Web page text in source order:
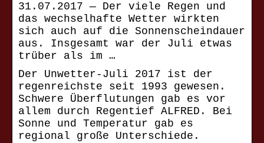
31.07.2017 — Der viele Regen und
das wechselhafte Wetter wirkten
sich auch auf die Sonnenscheindauer
aus. Insgesamt war der Juli etwas
trüber als im …
Der Unwetter-Juli 2017 ist der
regenreichste seit 1993 gewesen.
Schwere Überflutungen gab es vor
allem durch Regentief ALFRED. Bei
Sonne und Temperatur gab es
regional große Unterschiede.